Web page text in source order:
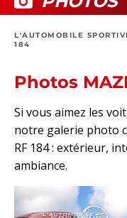
L'AUTOMOBILE
184
Photos
Si vous aimez les
notre galerie photo
RF 184 : extérieur,
ambiance.